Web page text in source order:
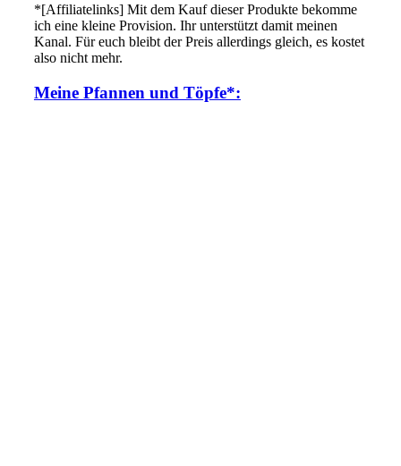
*[Affiliatelinks] Mit dem Kauf dieser Produkte bekomme
ich eine kleine Provision. Ihr unterstützt damit meinen
Kanal. Für euch bleibt der Preis allerdings gleich, es kostet
also nicht mehr.
Meine Pfannen und Töpfe*: